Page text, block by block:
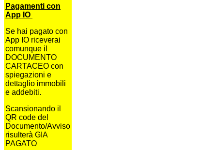
Pagamenti con
App IO
Se hai pagato con
App IO riceverai
comunque il
DOCUMENTO
CARTACEO con
spiegazioni e
dettaglio immobili
e addebiti.
Scansionando il
QR code del
Documento/Avviso
risulterà GIA
PAGATO